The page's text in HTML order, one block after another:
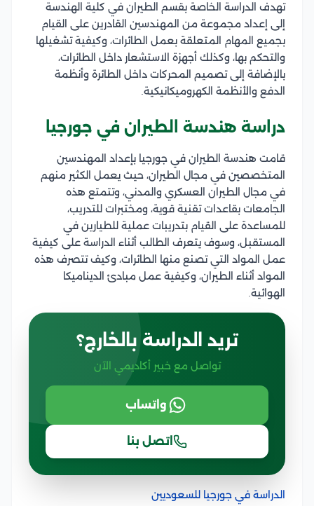
تهدف الدراسة الخاصة بقسم الطيران في كلية الهندسة
إلى إعداد مجموعة من المهندسين القادرين على القيام
بجميع المهام المتعلقة بعمل الطائرات، وكيفية تشغيلها
والتحكم بها، وكذلك أجهزة الاستشعار داخل الطائرات،
بالإضافة إلى تصميم المحركات داخل الطائرة وأنظمة
الدفع والأنظمة الكهروميكانيكية.
دراسة هندسة الطيران في جورجيا
قامت هندسة الطيران في جورجيا بإعداد المهندسين
المتخصصين في مجال الطيران، حيث يعمل الكثير منهم
في مجال الطيران العسكري والمدني، وتتمتع هذه
الجامعات بقاعدات تقنية قوية، ومختبرات للتدريب،
للمساعدة على القيام بتدريبات عملية للطيارين في
المستقبل، وسوف يتعرف الطالب أثناء الدراسة على كيفية
عمل المواد التي تصنع منها الطائرات، وكيف تتصرف هذه
المواد أثناء الطيران، وكيفية عمل مبادئ الديناميكا
الهوائية.
تريد الدراسة بالخارج؟
تواصل مع خبير أكاديمي الآن
واتساب
اتصل بنا
الدراسة في جورجيا للسعوديين